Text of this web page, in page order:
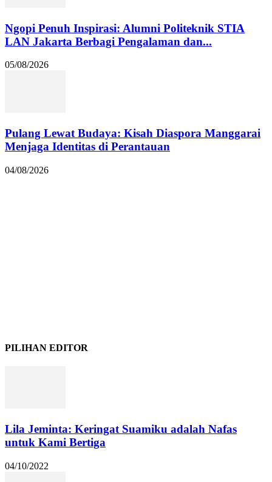
Ngopi Penuh Inspirasi: Alumni Politeknik STIA
LAN Jakarta Berbagi Pengalaman dan...
05/08/2026
Pulang Lewat Budaya: Kisah Diaspora Manggarai
Menjaga Identitas di Perantauan
04/08/2026
PILIHAN EDITOR
Lila Jeminta: Keringat Suamiku adalah Nafas
untuk Kami Bertiga
04/10/2022